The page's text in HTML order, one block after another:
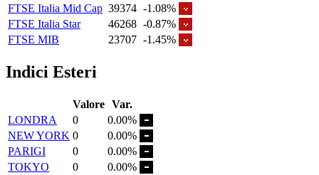
FTSE Italia Mid Cap 39374 -1.08%
FTSE Italia Star
46268 -0.87%
FTSE MIB
23707 -1.45%
Indici Esteri
Valore Var.
LONDRA
0
0.00%
NEW YORK 0
0.00%
PARIGI
0
0.00%
TOKYO
0
0.00%